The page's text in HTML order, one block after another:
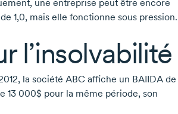
une entreprise peut être encore
1,0, mais elle fonctionne sous pression.
l’insolvabilité
la société ABC affiche un BAIIDA de
13 000$ pour la même période, son